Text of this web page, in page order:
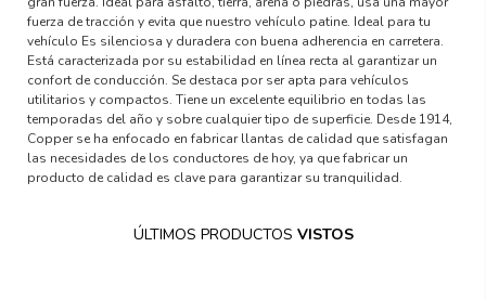
fuerza de tracción y evita que nuestro vehículo patine. Ideal para tu
vehículo Es silenciosa y duradera con buena adherencia en carretera.
Está caracterizada por su estabilidad en línea recta al garantizar un
confort de conducción. Se destaca por ser apta para vehículos
utilitarios y compactos. Tiene un excelente equilibrio en todas las
temporadas del año y sobre cualquier tipo de superficie. Desde 1914,
Copper se ha enfocado en fabricar llantas de calidad que satisfagan
las necesidades de los conductores de hoy, ya que fabricar un
producto de calidad es clave para garantizar su tranquilidad.
ÚLTIMOS PRODUCTOS VISTOS